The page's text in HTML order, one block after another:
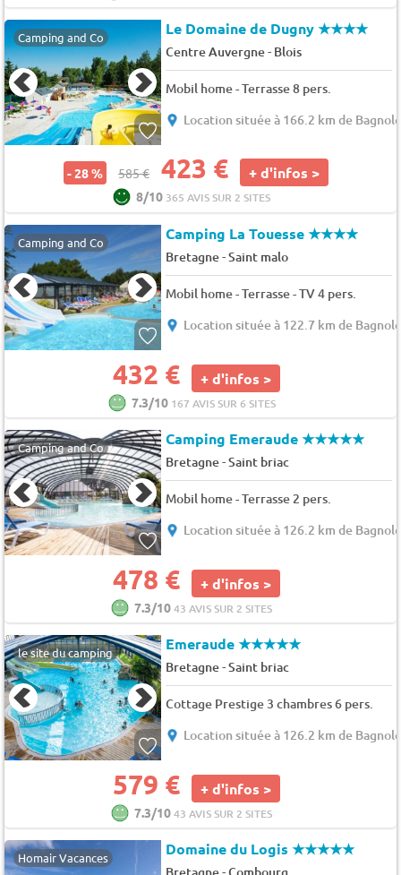
Camping and Co Le Domaine de Dugny★★★★
Centre Auvergne- Blois
Mobil home - Terrasse 8 pers.
Location située à 166.2 km de
- 28 % 585 € 423 € + d'infos >
8/10 365 AVIS SUR 2 SITES
Camping and Co Camping La Touesse★★★★
Bretagne-Saint malo
Mobil home - Terrasse - TV 4 pers.
Location située à 122.7 km de
432 € + d'infos >
7.3/10 167 AVIS SUR 6 SITES
Camping and Co Camping Emeraude★★★★★
Bretagne-Saint briac
Mobil home - Terrasse 2 pers.
Location située à 126.2 km de
478 € + d'infos >
7.3/1043 AVIS SUR 2 SITES
le site du camping Emeraude★★★★★
Bretagne-Saint briac
Cottage Prestige 3 chambres 6 pers.
Location située à 126.2 km de
579 € + d'infos >
7.3/1043 AVIS SUR 2 SITES
Homair Vacances Domaine du Logis★★★★★
-